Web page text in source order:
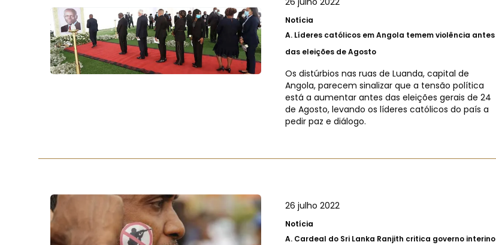
Notícia
A. Líderes católicos em Angola temem violência antes
das eleições de Agosto
Os distúrbios nas ruas de Luanda, capital de
Angola, parecem sinalizar que a tensão política
está a aumentar antes das eleições gerais de 24
de Agosto, levando os líderes católicos do país a
pedir paz e diálogo.
26 julho 2022
Notícia
A. Cardeal do Sri Lanka Ranjith critica governo interino